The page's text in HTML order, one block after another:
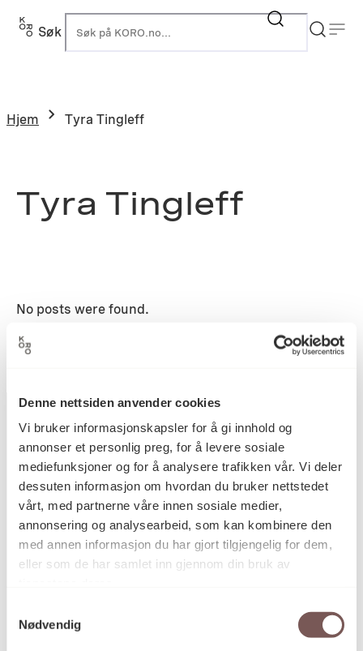
Denne nettsiden anvender cookies
Vi bruker informasjonskapsler for å gi innhold og
annonser et personlig preg, for å levere sosiale
mediefunksjoner og for å analysere trafikken vår. Vi deler
dessuten informasjon om hvordan du bruker nettstedet
vårt, med partnerne våre innen sosiale medier,
annonsering og analysearbeid, som kan kombinere den
med annen informasjon du har gjort tilgjengelig for dem,
eller som de har samlet inn gjennom din bruk av
Nødvendig
Hopp
Søk
Hjem Tyra Tingleff
Tyra Tingleff
No posts were found.
Postadresse
Postboks 6994
22 99 11 99